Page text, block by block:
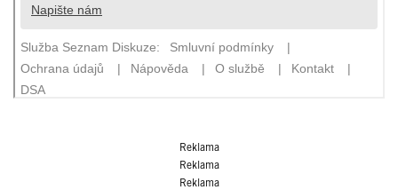
Reklama
Reklama
Reklama